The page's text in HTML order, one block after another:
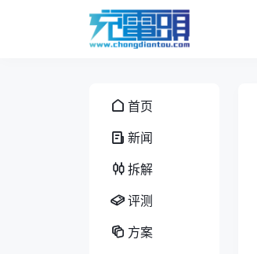
首页
新闻
拆解
评测
方案